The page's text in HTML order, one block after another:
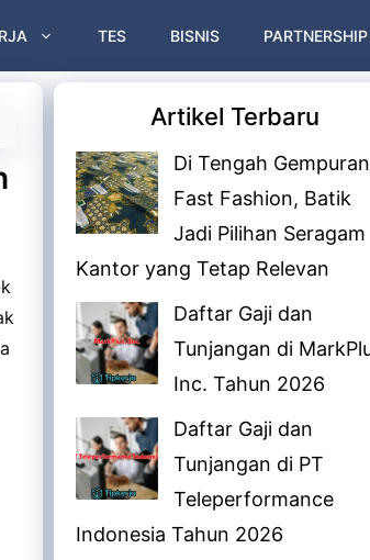
TES BISNIS PARTNERSHIP
Artikel Terbaru
Di Tengah Gempuran
Fast Fashion, Batik
Jadi Pilihan Seragam
Kantor yang Tetap Relevan
Daftar Gaji dan
Tunjangan di
Inc. Tahun 2026
Daftar Gaji dan
Tunjangan di PT
Teleperformance
Indonesia Tahun 2026